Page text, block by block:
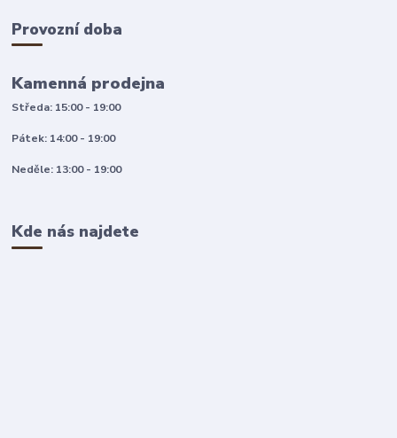
Provozní doba
Kamenná prodejna
Středa: 15:00 - 19:00
Pátek: 14:00 - 19:00
Neděle: 13:00 - 19:00
Kde nás najdete